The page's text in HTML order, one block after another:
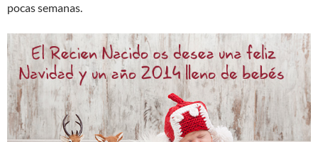
pocas semanas.